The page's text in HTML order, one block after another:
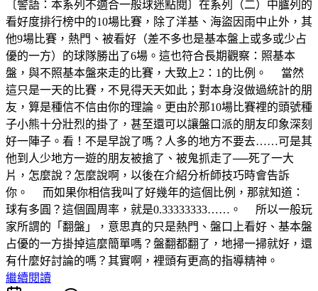
〔警語：本系列不適合一般球迷點閱〕在系列（二）中臚列的
看好度排行榜中的10場比賽，除了洋基、海盜因雨中止外，其
他9場比賽，熱門、被看好（差不多也是基本盤上或多或少占
優的一方）的球隊勝出了6場。這也符合長期觀察：照基本
盤，與不照基本盤來走的比賽，大致上2：1的比例。 當然
這只是一天的比賽，不見得天天如此；對本身沒做過統計的朋
友，算是種信不信由你的理論。更由於那10場比賽裡的頭號種
子小熊十分壯烈的掛了，甚至還可以讓盤口派的朋友印象深刻
好一陣子。看！不是早說了嗎？人多的地方不要去……可是其
他到人少地方一遊的朋友被搶了、被鬼抓走了──死了一大
片，怎麼說？怎麼說啊，以後在介紹分析師技巧時會告訴
你。 而如果你相信我叫了好幾年的這個比例，那就知道：
球有多圓？這個圓周率，就是0.33333333……。 所以一般玩
家所謂的「翻盤」，意思真的只是熱門、盤口上看好、基本盤
占優的一方掛掉這麼簡單嗎？盤翻都翻了，地掃一掃就好，還
有什麼好討論的嗎？其實啊，裡頭有更高的指導精神。
繼續閱讀